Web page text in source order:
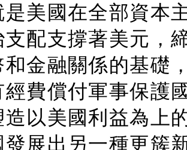
是美國在全部資本
支配支撐著美元
和金融關係的基礎
經費償付軍事保
造以美國利益為上
發展出另一種更簇